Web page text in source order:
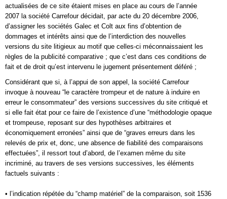
actualisées de ce site étaient mises en place au cours de l’année
2007 la société Carrefour décidait, par acte du 20 décembre 2006,
d’assigner les sociétés Galec et Colt aux fins d’obtention de
dommages et intérêts ainsi que de l’interdiction des nouvelles
versions du site litigieux au motif que celles-ci méconnaissaient les
règles de la publicité comparative ; que c’est dans ces conditions de
fait et de droit qu’est intervenu le jugement présentement déféré ;
Considérant que si, à l’appui de son appel, la société Carrefour
invoque à nouveau “le caractère trompeur et de nature à induire en
erreur le consommateur” des versions successives du site critiqué et
si elle fait état pour ce faire de l’existence d’une “méthodologie opaque
et trompeuse, reposant sur des hypothèses arbitraires et
économiquement erronées” ainsi que de “graves erreurs dans les
relevés de prix et, donc, une absence de fiabilité des comparaisons
effectuées”, il ressort tout d’abord, de l’examen même du site
incriminé, au travers de ses versions successives, les éléments
factuels suivants :
• l’indication répétée du “champ matériel” de la comparaison, soit 1536